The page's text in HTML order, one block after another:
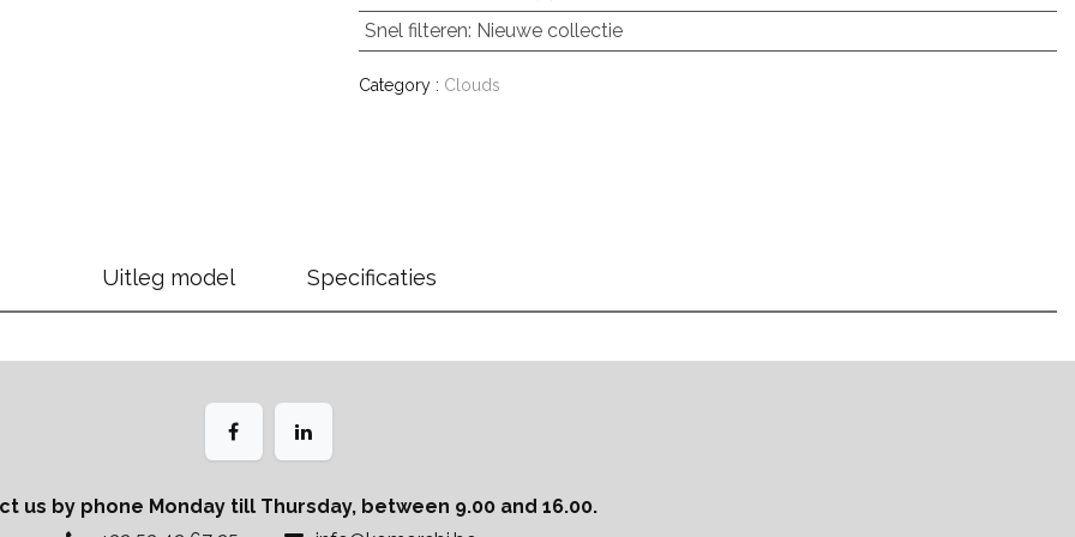
Snel filteren: Nieuwe collectie
Category : Clouds
Uitleg model Specificaties
us by phone Monday till Thursday, between 9.00 and 16.00.